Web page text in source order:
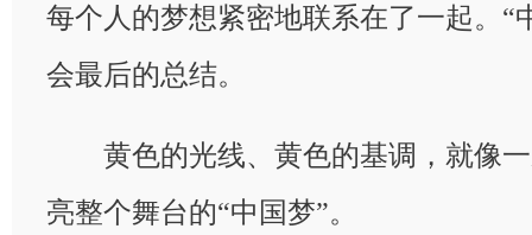
每个人的梦想紧密地联系在了一起。“
会最后的总结。
黄色的光线、黄色的基调，就像一
亮整个舞台的“中国梦”。